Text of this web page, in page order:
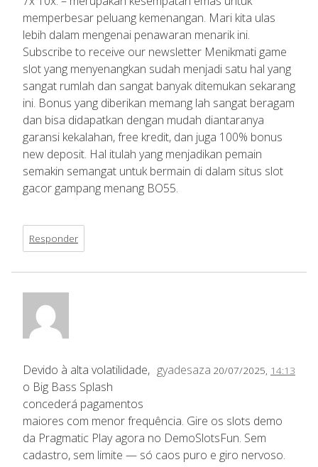
memperbesar peluang kemenangan. Mari kita ulas
lebih dalam mengenai penawaran menarik ini.
Subscribe to receive our newsletter Menikmati game
slot yang menyenangkan sudah menjadi satu hal yang
sangat rumlah dan sangat banyak ditemukan sekarang
ini. Bonus yang diberikan memang lah sangat beragam
dan bisa didapatkan dengan mudah diantaranya
garansi kekalahan, free kredit, dan juga 100% bonus
new deposit. Hal itulah yang menjadikan pemain
semakin semangat untuk bermain di dalam situs slot
gacor gampang menang BO55.
Responder
gyadesaza 20/07/2025, 14:13
Devido à alta volatilidade,
o Big Bass Splash
concederá pagamentos
maiores com menor frequência. Gire os slots demo
da Pragmatic Play agora no DemoSlotsFun. Sem
cadastro, sem limite — só caos puro e giro nervoso.